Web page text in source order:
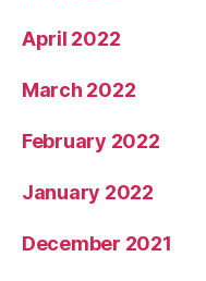
April 2022
March 2022
February 2022
January 2022
December 2021